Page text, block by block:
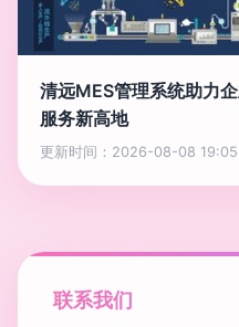
清远MES管理系统助力
服务新高地
更新时间：2026-08-08
联系我们